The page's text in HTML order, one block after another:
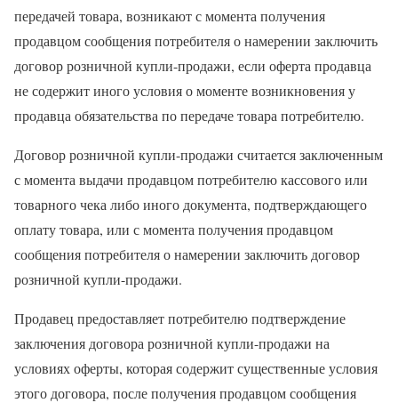
передачей товара, возникают с момента получения
продавцом сообщения потребителя о намерении заключить
договор розничной купли-продажи, если оферта продавца
не содержит иного условия о моменте возникновения у
продавца обязательства по передаче товара потребителю.
Договор розничной купли-продажи считается заключенным
с момента выдачи продавцом потребителю кассового или
товарного чека либо иного документа, подтверждающего
оплату товара, или с момента получения продавцом
сообщения потребителя о намерении заключить договор
розничной купли-продажи.
Продавец предоставляет потребителю подтверждение
заключения договора розничной купли-продажи на
условиях оферты, которая содержит существенные условия
этого договора, после получения продавцом сообщения